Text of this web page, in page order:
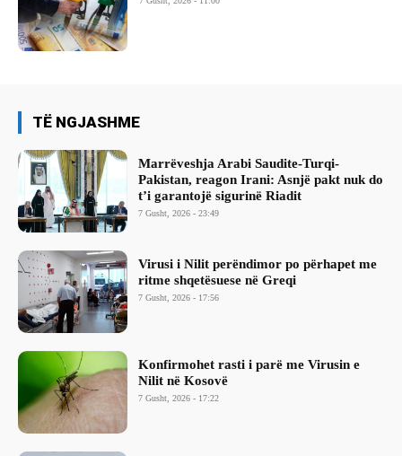
TË NGJASHME
Marrëveshja Arabi Saudite-Turqi-
Pakistan, reagon Irani: Asnjë pakt nuk do
t’i garantojë sigurinë Riadit
7 Gusht, 2026 - 23:49
Virusi i Nilit perëndimor po përhapet me
ritme shqetësuese në Greqi
7 Gusht, 2026 - 17:56
Konfirmohet rasti i parë me Virusin e
Nilit në Kosovë
7 Gusht, 2026 - 17:22